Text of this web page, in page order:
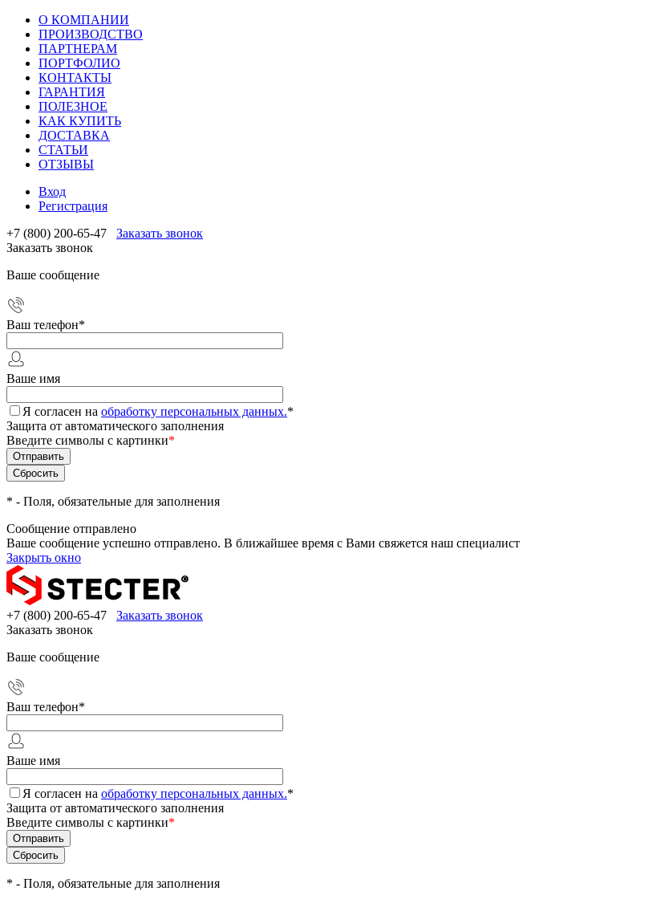
О КОМПАНИИ
ПРОИЗВОДСТВО
ПАРТНЕРАМ
ПОРТФОЛИО
КОНТАКТЫ
ГАРАНТИЯ
ПОЛЕЗНОЕ
КАК КУПИТЬ
ДОСТАВКА
СТАТЬИ
ОТЗЫВЫ
Вход
Регистрация
+7 (800) 200-65-47
Заказать звонок
Заказать звонок
Ваше сообщение
Ваш телефон*
Ваше имя
Я согласен на обработку персональных данных.*
Защита от автоматического заполнения
Введите символы с картинки*
* - Поля, обязательные для заполнения
Сообщение отправлено
Ваше сообщение успешно отправлено. В ближайшее время с Вами свяжется наш специалист
Закрыть окно
+7 (800) 200-65-47
Заказать звонок
Заказать звонок
Ваше сообщение
Ваш телефон*
Ваше имя
Я согласен на обработку персональных данных.*
Защита от автоматического заполнения
Введите символы с картинки*
* - Поля, обязательные для заполнения